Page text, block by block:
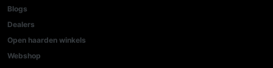
Blogs
Dealers
Open haarden winkels
Webshop